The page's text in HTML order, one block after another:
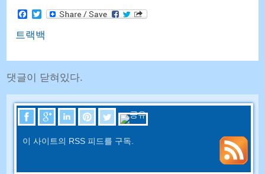
Facebook
Twitter
트랙백
댓글이 닫혀있다.
이 사이트의 RSS 피드를 구독.